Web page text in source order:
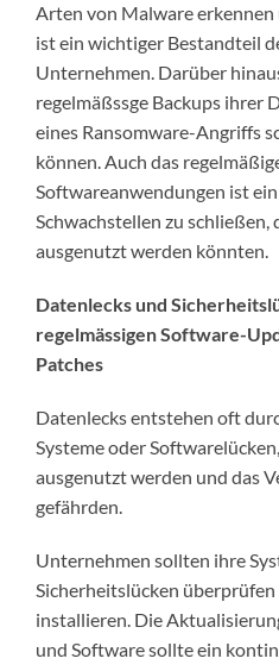
Arten von Malware
ist ein wichtiger Bestandteil
Unternehmen. Darüber
regelmäßssge Backups ihrer
eines Ransomware-Angriffs
können. Auch das
Softwareanwendungen ist
Schwachstellen zu schließen,
ausgenutzt werden könnten.
Datenlecks und
regelmässigen Software-
Patches
Datenlecks entstehen oft
Systeme oder
ausgenutzt werden und das
gefährden.
Unternehmen sollten ihre
Sicherheitslücken
installieren. Die
und Software sollte ein